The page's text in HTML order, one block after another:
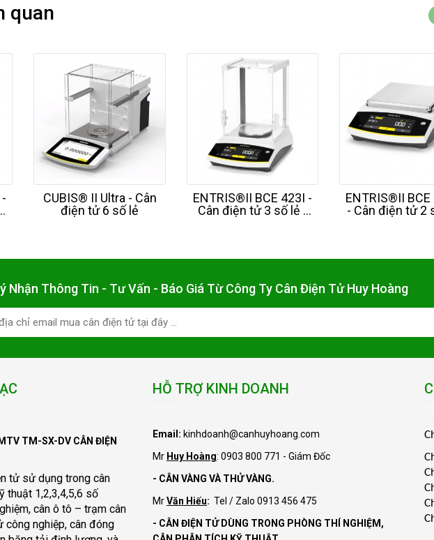
quan
CUBIS® II Ultra - Cân
điện tử 6 số lẻ
ENTRIS®II BCE 423I -
Cân điện tử 3 số lẻ -
ENTRIS®II BCE
- Cân điện tử 2
Nhận Thông Tin - Tư Vấn - Báo Giá Từ Công Ty Cân Điện Tử Huy Hoàng
TM-SX-DV CÂN ĐIỆN
tử sử dụng trong cân
thuật 1,2,3,4,5,6 số
cân ô tô – trạm cân
nghiệp, cân đóng
HỖ TRỢ KINH DOANH
Email: kinhdoanh@canhuyhoang.com
Mr Huy Hoàng: 0903 800 771 - Giám Đốc
- CÂN VÀNG VÀ THỬ VÀNG.
MrVăn Hiếu: Tel / Zalo 0913 456 475
- CÂN ĐIỆN TỬ DÙNG TRONG PHÒNG THÍ NGHIỆM,